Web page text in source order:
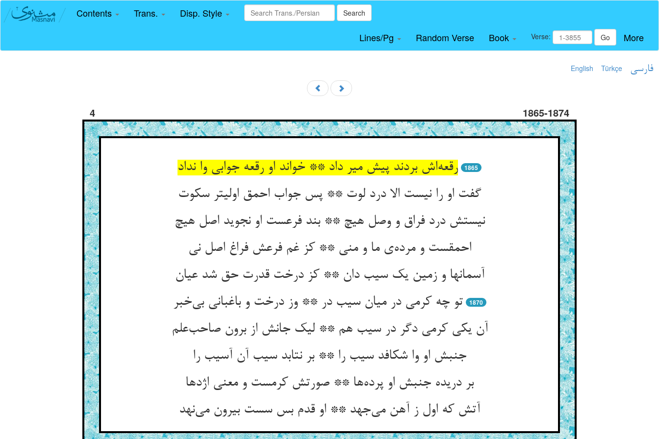
Contents Trans. Disp. Style Search
Lines/Pg Random Verse Book Verse: Go More
English Türkçe فارسی
4 1865-1874
رقعه‌اش بردند پیش میر داد ** خواند او رقعه جوابی وا نداد 1865
گفت او را نیست الا درد لوت ** پس جواب احمق اولیتر سکوت
نیستش درد فراق و وصل هیچ ** بند فرعست او نجوید اصل هیچ
احمقست و مرده‌ی ما و منی ** کز غم فرعش فراغ اصل نی
آسمانها و زمین یک سیب دان ** کز درخت قدرت حق شد عیان
تو چه کرمی در میان سیب در ** وز درخت و باغبانی بی‌خبر
1870
آن یکی کرمی دگر در سیب هم ** لیک جانش از برون صاحب‌علم
جنبش او وا شکافد سیب را ** بر نتابد سیب آن آسیب را
بر دریده جنبش او پرده‌ها ** صورتش کرمست و معنی اژدها
آتش که اول ز آهن می‌جهد ** او قدم بس سست بیرون می‌نهد